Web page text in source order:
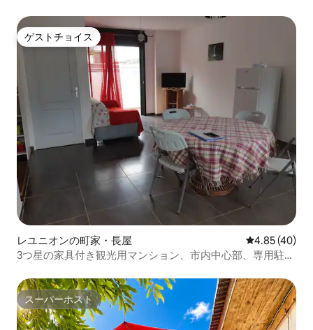
ゲストチョイス
ゲストチョイス
レユニオンの町家・長屋 レビュー40
4.85 (40)
3つ星の家具付き観光用マンション、市内中心部、専用駐車
スーパーホスト
スーパーホスト